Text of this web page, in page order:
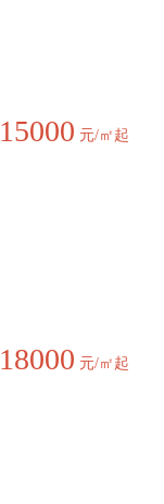
15000 元/㎡起
18000 元/㎡起